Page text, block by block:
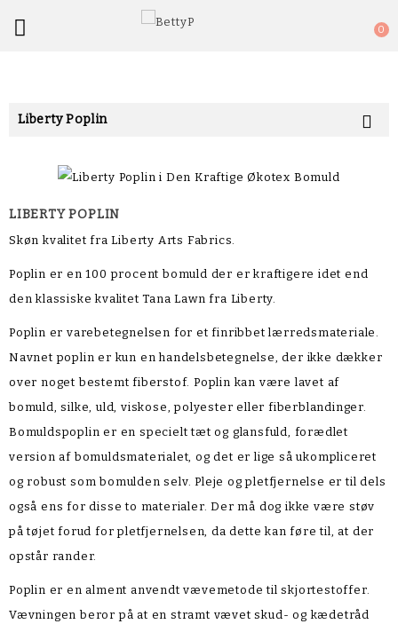
 0
Liberty Poplin 
LIBERTY POPLIN
Skøn kvalitet fra Liberty Arts Fabrics.
Poplin er en 100 procent bomuld der er kraftigere idet end
den klassiske kvalitet Tana Lawn fra Liberty.
Poplin er varebetegnelsen for et finribbet lærredsmateriale.
Navnet poplin er kun en handelsbetegnelse, der ikke dækker
over noget bestemt fiberstof. Poplin kan være lavet af
bomuld, silke, uld, viskose, polyester eller fiberblandinger.
Bomuldspoplin er en specielt tæt og glansfuld, forædlet
version af bomuldsmaterialet, og det er lige så ukompliceret
og robust som bomulden selv. Pleje og pletfjernelse er til dels
også ens for disse to materialer. Der må dog ikke være støv
på tøjet forud for pletfjernelsen, da dette kan føre til, at der
opstår rander.
Poplin er en alment anvendt vævemetode til skjortestoffer.
Vævningen beror på at en stramt vævet skud- og kædetråd